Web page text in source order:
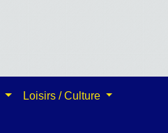
Loisirs / Culture